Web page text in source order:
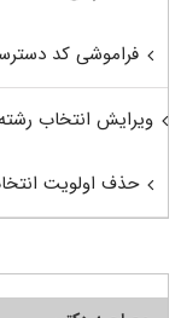
فراموشی کد
ویرایش انتخاب
حذف اولویت